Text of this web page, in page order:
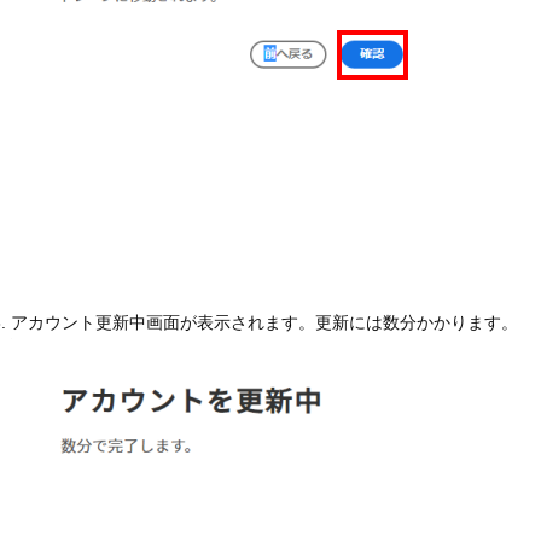
アカウント更新中画面が表示されます。更新には数分かかります。